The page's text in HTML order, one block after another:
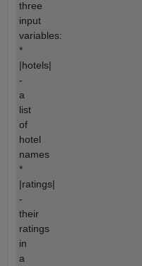
three
input
variables:
*
|hotels|
-
a
list
of
hotel
names
*
|ratings|
-
their
ratings
in
a